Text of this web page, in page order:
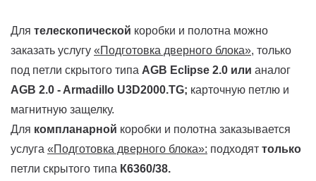
Для телескопической коробки и полотна можно
заказать услугу «Подготовка дверного блока», только
под петли скрытого типа AGB Eclipse 2.0 или аналог
AGB 2.0 - Armadillo U3D2000.TG; карточную петлю и
магнитную защелку.
Для компланарной коробки и полотна заказывается
услуга «Подготовка дверного блока»: подходят только
петли скрытого типа К6360/38.